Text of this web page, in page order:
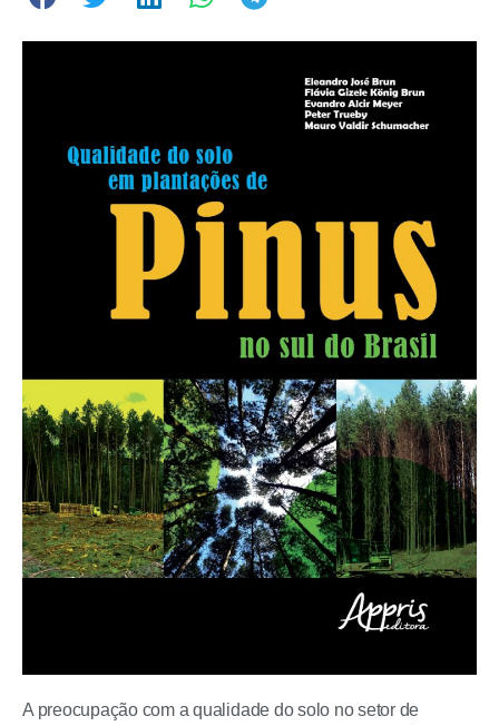
A preocupação com a qualidade do solo no setor de